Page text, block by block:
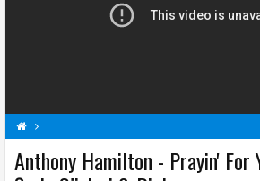
31 2025
A Anthony Hamilton Şarkı Sözleri
Prayin' For
Şarkı Sözleri
Anthony Hamilton - Prayin' For